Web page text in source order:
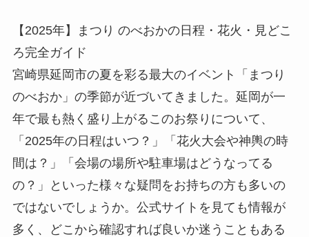
【2025年】まつり のべおかの日程・花火・見どこ
ろ完全ガイド
宮崎県延岡市の夏を彩る最大のイベント「まつり
のべおか」の季節が近づいてきました。延岡が一
年で最も熱く盛り上がるこのお祭りについて、
「2025年の日程はいつ？」「花火大会や神輿の時
間は？」「会場の場所や駐車場はどうなってる
の？」といった様々な疑問をお持ちの方も多いの
ではないでしょうか。公式サイトを見ても情報が
多く、どこから確認すれば良いか迷うこともある